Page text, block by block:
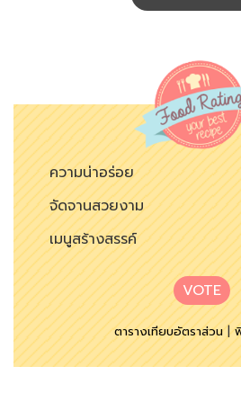
ความน่าอร่อย
จัดจานสวยงาม
เมนูสร้างสรรค์
VOTE
ตารางเทียบอัตราส่วน|